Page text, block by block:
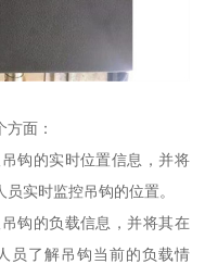
面：
钩的实时位置信息，并将
实时监控吊钩的位置。
钩的负载信息，并将其在
员了解吊钩当前的负载情